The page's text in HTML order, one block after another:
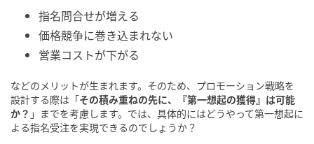
指名問合せが増える
価格競争に巻き込まれない
営業コストが下がる
などのメリットが生まれます。そのため、プロモーション戦略を
設計する際は「その積み重ねの先に、『第一想起の獲得』は可能
か？ 」までを考慮します。では、具体的にはどうやって第一想起に
よる指名受注を実現できるのでしょうか？